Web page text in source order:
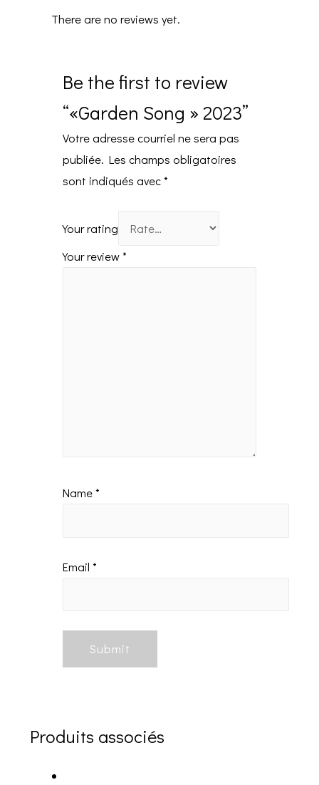
There are no reviews yet.
Be the first to review
“«Garden Song » 2023”
Votre adresse courriel ne sera pas
publiée. Les champs obligatoires
sont indiqués avec*
Your rating
Your review*
Name*
Email*
Produits associés